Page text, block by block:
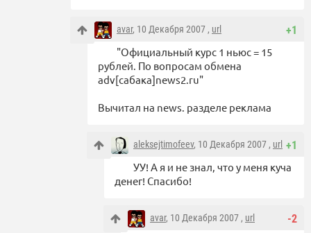
+1
avar, 10 Декабря 2007 , url
"Официальный курс 1 ньюс = 15
рублей. По вопросам обмена
adv[сабака]news2.ru"
Вычитал на news. разделе реклама
+1
aleksejtimofeev, 10 Декабря 2007 , url
УУ! А я и не знал, что у меня куча
денег! Спасибо!
-2
avar, 10 Декабря 2007 , url